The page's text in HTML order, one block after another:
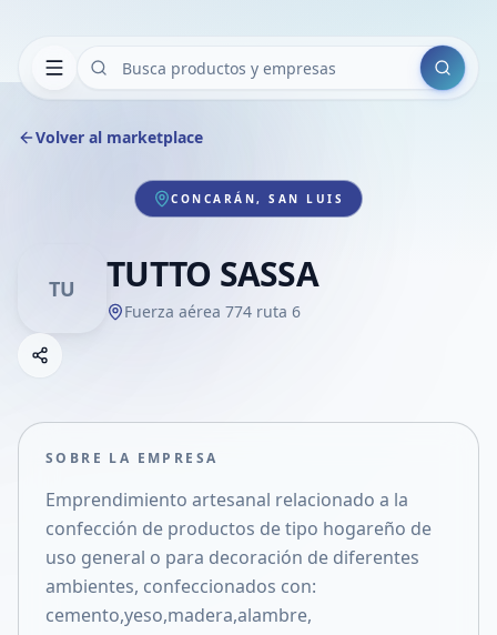
Buscar
Volver al marketplace
CONCARÁN, SAN LUIS
TU TUTTO SASSA
Fuerza aérea 774 ruta 6
Compartir empresa
Compartir en X
SOBRE LA EMPRESA
Emprendimiento artesanal relacionado a la
confección de productos de tipo hogareño de
uso general o para decoración de diferentes
ambientes, confeccionados con:
cemento,yeso,madera,alambre,